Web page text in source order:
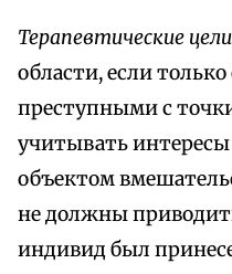
Терапевтические цели
области, если
преступными с
учитывать
объектом
не должны
индивид был